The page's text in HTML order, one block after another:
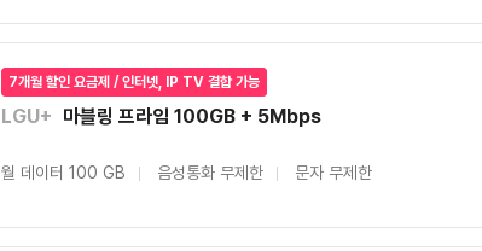
7개월 할인 요금제 / 인터넷, IP TV 결합 가능
LGU+ 마블링 프라임 100GB + 5Mbps
월 데이터 100 GB 음성통화 무제한 문자 무제한